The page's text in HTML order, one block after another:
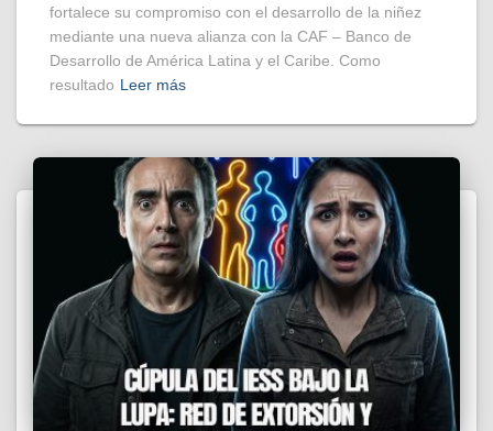
fortalece su compromiso con el desarrollo de la niñez
mediante una nueva alianza con la CAF – Banco de
Desarrollo de América Latina y el Caribe. Como
resultado Leer más